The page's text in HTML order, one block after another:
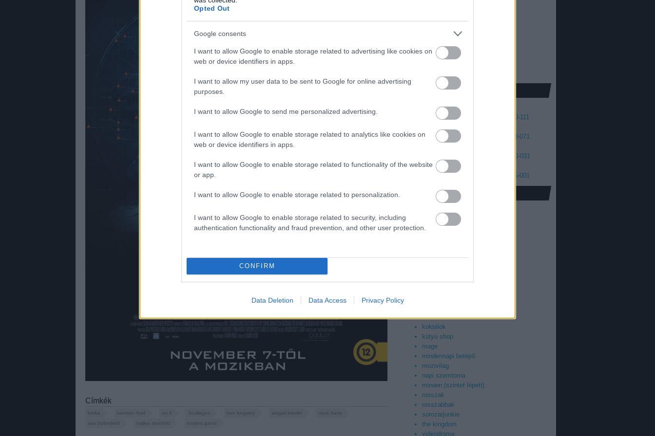
Opted Out
Google consents
I want to allow Google to enable storage related to advertising like cookies on
web or device identifiers in apps.
I want to allow my user data to be sent to Google for online advertising
purposes.
I want to allow Google to send me personalized advertising.
I want to allow Google to enable storage related to analytics like cookies on
web or device identifiers in apps.
I want to allow Google to enable storage related to functionality of the website
or app.
I want to allow Google to enable storage related to personalization.
I want to allow Google to enable storage related to security, including
authentication functionality and fraud prevention, and other user protection.
CONFIRM
Data Deletion Data Access Privacy Policy
Címkék
kritika harrison ford sci fi 3csillagos ben kingsley abigail breslin
viola davis
asa butterfield
hailee steinfeld enders game
jack skellington
2012 2011
Takács Máté
150-141 140-131 120-111
110-101 100-091 080-071
040-031
005-001
asiafan
az igazi
filmbuzi
korea-fan
koktélok
kütyü shop
mage
mindennapi betépő
mozivilag
napi szemtorna
mirwen (szintet lépett)
rosszak
rosszabbak
sorozatjunkie
the kingdom
videodrome